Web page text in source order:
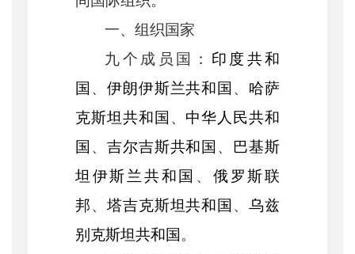
一、组织国家
九个成员国： 印度共和
国 、 伊朗伊斯兰共和国 、 哈萨
克斯坦共和国 、 中华人民共和
国 、 吉尔吉斯共和国 、
巴基斯
坦伊斯兰共和国 、 俄罗斯联
邦、 塔吉克斯坦共和国 、乌兹
别克斯坦共和国 。